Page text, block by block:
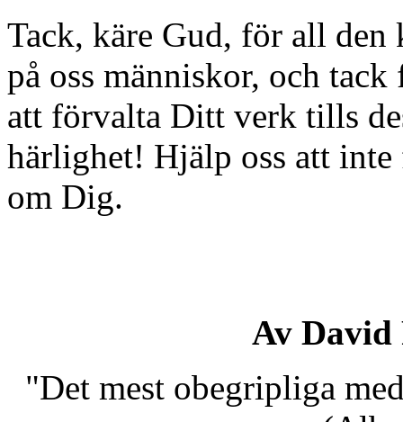
Tack, käre Gud, för all den
på oss människor, och
att förvalta Ditt verk tills
härlighet! Hjälp oss att
om Dig.
Av
"Det mest obegripliga